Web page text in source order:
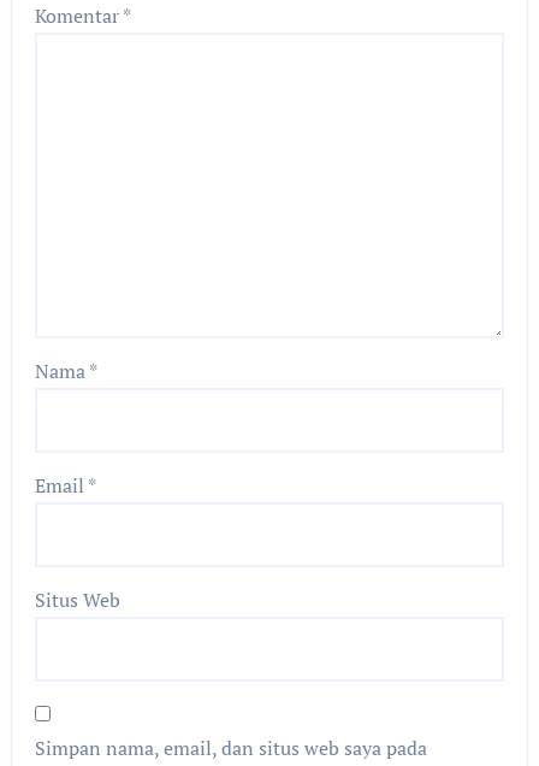
Komentar*
Nama*
Email *
Situs Web
Simpan nama, email, dan situs web saya pada